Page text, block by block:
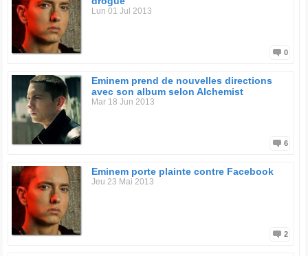
- Tupac Resurrection soundtracks (3. One Day At A Time)
- Tupac - Loyal To The Game (1. Soldier Like Me (AKA
Return Of The Soulja) - 5. Black Cotton)
- Obie Trice – Cheers (4. Lady - 8. Shit Hits The Fan - 10.
We All Die One Day - 13. Hands On You –17. Outro)
- Wild Wild West soundtracks (07. Bad Guys Always Die)
- Xzibit - Restless (10 Don't Approach Me)
- Xzibit - Man vs. Machine (11. My Name)
- Lloyd Banks - The Hunger For More (9 Warrior Part 2)
Lun 01 Jul 2013
0
Eminem prend de nouvelles directions
avec son album selon Alchemist
Mar 18 Jun 2013
6
Eminem porte plainte contre Facebook
Jeu 23 Mai 2013
2